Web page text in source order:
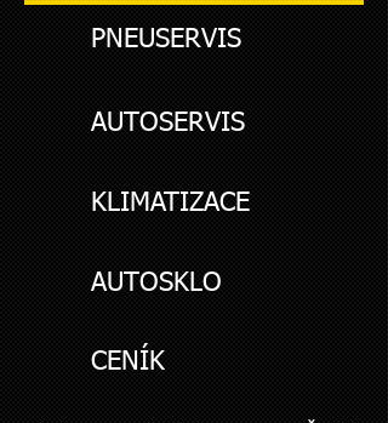
PNEUSERVIS
AUTOSERVIS
KLIMATIZACE
AUTOSKLO
CENÍK